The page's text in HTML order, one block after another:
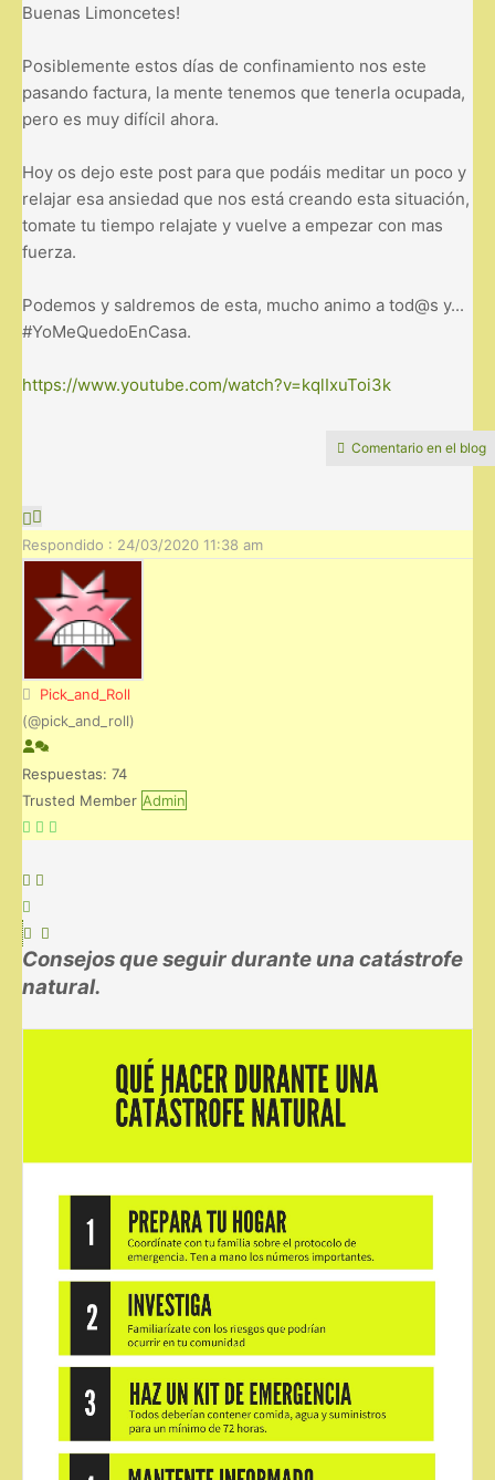
Buenas Limoncetes!
Posiblemente estos días de confinamiento nos este
pasando factura, la mente tenemos que tenerla ocupada,
pero es muy difícil ahora.
Hoy os dejo este post para que podáis meditar un poco y
relajar esa ansiedad que nos está creando esta situación,
tomate tu tiempo relajate y vuelve a empezar con mas
fuerza.
Podemos y saldremos de esta, mucho animo a tod@s y...
#YoMeQuedoEnCasa.
https://www.youtube.com/watch?v=kqlIxuToi3k
Comentario en el blog
Respondido : 24/03/2020 11:38 am
Pick_and_Roll
(@pick_and_roll)
Respuestas: 74
Trusted Member Admin
Consejos que seguir durante una catástrofe
natural.